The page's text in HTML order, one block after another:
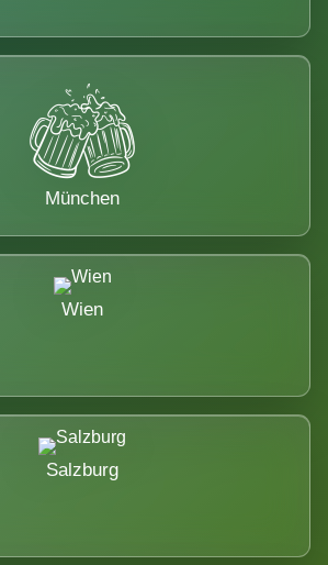
München
Wien
Salzburg